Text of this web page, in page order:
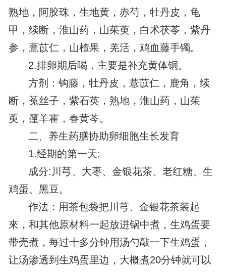
熟地，阿胶珠，生地黄，赤芍，牡丹皮，龟
甲，续断，淮山药，山茱萸，白术茯苓，紫丹
参，薏苡仁，山楂果，羌活，鸡血藤手镯。
2.排卵期后喝，主要是补充黄体铜。
方剂：钩藤，牡丹皮，薏苡仁，鹿角，续
断，菟丝子，紫石英，熟地，淮山药，山茱
萸，霪羊霍，春黄芩。
二、养生药膳协助卵细胞生长发育
1.经期的第一天:
成分:川芎、大枣、金银花茶、老红糖、生
鸡蛋、黑豆。
作法：用茶包袋把川芎、金银花茶装起
來，和其他原材料一起放进锅中煮，生鸡蛋要
带壳煮，每过十多分钟用汤勺敲一下生鸡蛋，
让汤渗透到生鸡蛋里边，大概煮20分钟就可以